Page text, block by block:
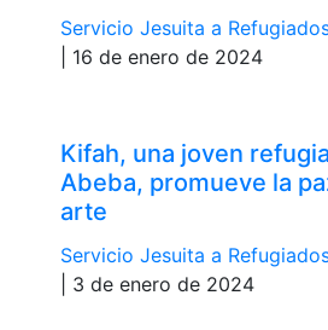
Servicio Jesuita a
| 16 de enero de 2024
Kifah, una joven
Abeba, promueve la
arte
Servicio Jesuita a
| 3 de enero de 2024